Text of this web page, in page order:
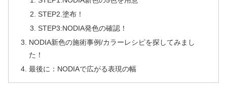
STEP2.塗布！
STEP3:NODIA発色の確認！
NODIA新色の施術事例/カラーレシピを探してみまし
た！
最後に：NODIAで広がる表現の幅